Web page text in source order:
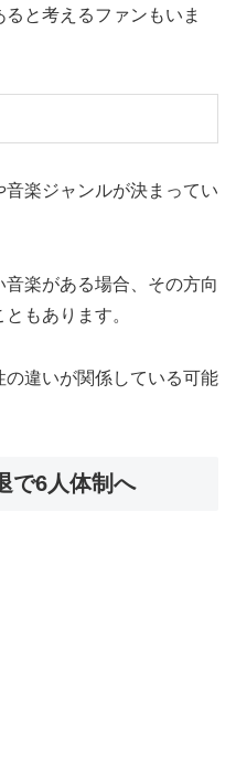
と考えるファンもいま
楽ジャンルが決まってい
楽がある場合、その方向
もあります。
違いが関係している可能
で6人体制へ